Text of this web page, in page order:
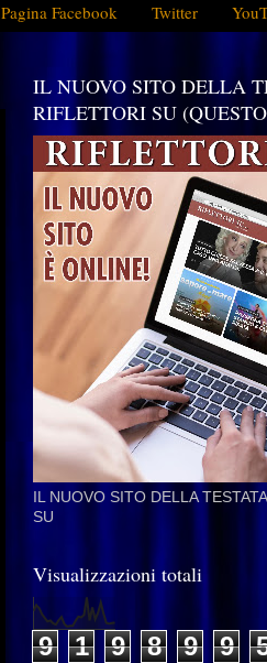
Pagina Facebook Twitter
IL NUOVO SITO DELLA
RIFLETTORI SU
IL NUOVO SITO DELLA
SU
Visualizzazioni totali
9 1 9 8 9 9